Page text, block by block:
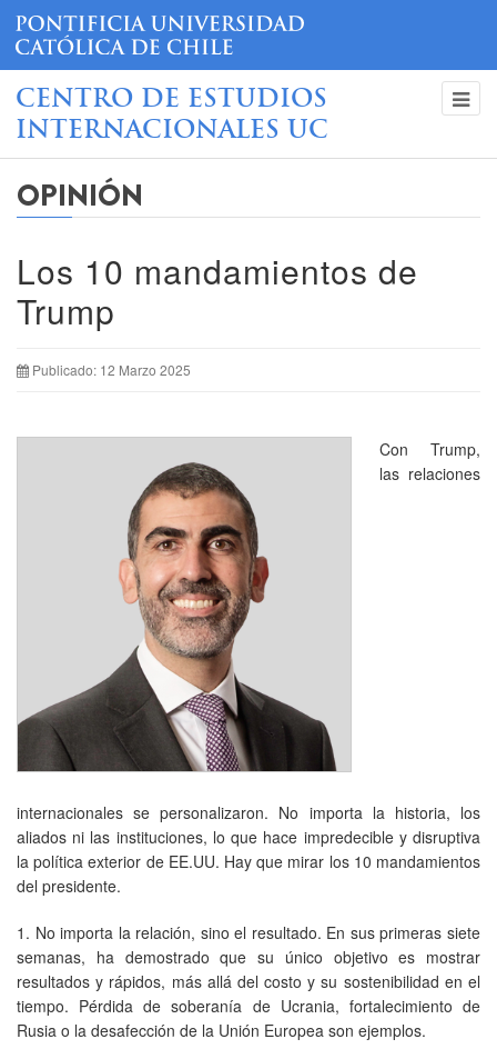
CENTRO DE ESTUDIOS
INTERNACIONALES UC
OPINIÓN
Los 10 mandamientos de
Trump
Publicado: 12 Marzo 2025
Con Trump,
las relaciones
internacionales se personalizaron. No importa la historia, los
aliados ni las instituciones, lo que hace impredecible y disruptiva
la política exterior de EE.UU. Hay que mirar los 10 mandamientos
del presidente.
1. No importa la relación, sino el resultado. En sus primeras siete
semanas, ha demostrado que su único objetivo es mostrar
resultados y rápidos, más allá del costo y su sostenibilidad en el
tiempo. Pérdida de soberanía de Ucrania, fortalecimiento de
Rusia o la desafección de la Unión Europea son ejemplos.